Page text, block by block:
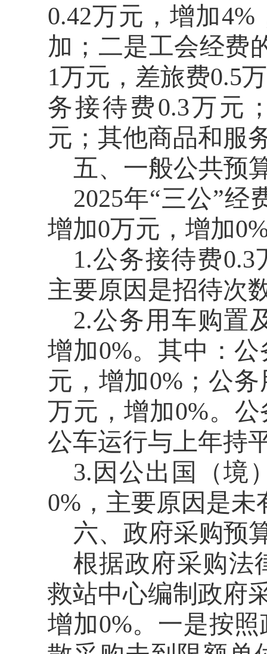
0.42万元，增加4%
加 ；二是工会经费
1万元，差旅费0.5
务接待费0.3万元
元；其他商品和服
五、一般公共预
2025年“三公”经
增加0万元， 增加0
1.公务接待费0.3
主要原因是招待次
2.公务用车购置
增加0%。 其中 ：公
元， 增加0% ； 公务
万元，增加0%。
公车运行与上年持
3. 因公出国（境
0%，主要原因是未
六、政府采购预
根据政府采购法
救站中心编制政府
增加0%。一是按